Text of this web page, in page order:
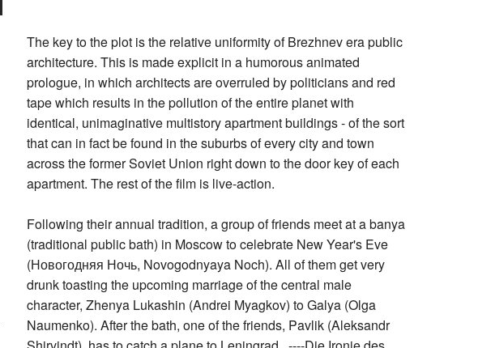
The key to the plot is the relative uniformity of Brezhnev era public
architecture. This is made explicit in a humorous animated
prologue, in which architects are overruled by politicians and red
tape which results in the pollution of the entire planet with
identical, unimaginative multistory apartment buildings - of the sort
that can in fact be found in the suburbs of every city and town
across the former Soviet Union right down to the door key of each
apartment. The rest of the film is live-action.
Following their annual tradition, a group of friends meet at a banya
(traditional public bath) in Moscow to celebrate New Year's Eve
(Новогодняя Ночь, Novogodnyaya Noch). All of them get very
drunk toasting the upcoming marriage of the central male
character, Zhenya Lukashin (Andrei Myagkov) to Galya (Olga
Naumenko). After the bath, one of the friends, Pavlik (Aleksandr
Shirvindt), has to catch a plane to Leningrad...----Die Ironie des